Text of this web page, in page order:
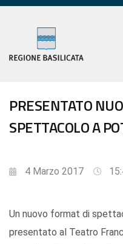
PRESENTATO
SPETTACOLO A
4 Marzo 2017
Un nuovo format di
presentato al Teatro